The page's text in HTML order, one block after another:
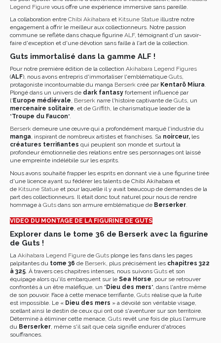
Legend Figure vous offre une expérience immersive sans pareille.
La collaboration entreChibi Akihabara et Kitsune Statue illustre notre
engagement à offrir le meilleur aux collectionneurs. Notre passion
commune se reflète dans chaque figurineALF, témoignant d'un savoir-
faire d'exception et d'une dévotion sans faille à l'art de la collection.
Guts immortalisé dans la gamme ALF !
Pour notre première édition de la collectionAkihabara Legend Figures
(ALF), nous avons entrepris d'immortaliser l'emblématiqueGuts
protagoniste incontournable du manga Berserk créé par Kentarō Miura
Plongé dans un univers de dark fantasy fortement influencé par
l'Europe médiévale Berserk narre l'histoire captivante deGuts , un
mercenaire solitaire , et deGriffith , le charismatique leader de la
"Troupe du Faucon".
Berserk demeure une œuvre qui a profondément marqué l'industrie du
manga, inspirant de nombreux artistes et franchises. Sa noirceur, les
créatures terrifiantes qui peuplent son monde et surtout la
profondeur émotionnelle des relations entre ses personnages ont laissé
une empreinte indélébile sur les esprits.
Nous avons souhaité frapper les esprits en donnant vie à une figurine tirée
d'une licence ayant su fédérer les talents de Chibi Akihabara et
de Kitsune Statue et pour laquelle il y avait beaucoup de demandes de la
part des collectionneurs. Il était donc tout naturel pour nous de rendre
hommage àGuts dans son armure emblématique de Berserker.
VIDEO DU MONTAGE DE LA FIGURINE DE GUTS
Explorer dans le tome 36 de Berserk avec la figurine
de Guts !
LaAkihabara Legend Figure deGuts plonge les fans dans les pages
palpitantes du tome 36 de Berserk , plus précisément les chapitres 322
à 325 . À travers ces chapitres intenses, nous suivonsGutset son
équipage alors qu'ils embarquent sur leSea Horse , pour se retrouver
confrontés à un être maléfique, un "Dieu des mers", dans l'antre même
de son pouvoir. Face à cette menace terrifiante,Guts réalise que la fuite
est impossible. Le « Dieu des mers » a dévoilé son véritable visage,
scellant ainsi le destin de ceux qui ont osé s'aventurer sur son territoire.
Déterminé à éliminer cette menace,Guts revêt une fois de plus l'armure
du Berserker , même s'il sait que cela signifie endurer d'atroces
souffrances.